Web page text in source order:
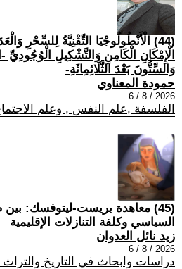
(44) الْأَنْطُولُوجْيَا التِّقْنِيَّةُ لِلسِّحْرِ
الْإِمْكَانِ الْكَامِنِ وَالتَّشْكِيلِ الْوُجُودِيِّ
وَالسِّتُّونَ بَعْدَ الثَّلَاثِمِائَةِ-
حمودة المعناوي
2026 / 8 / 6
الفلسفة ,علم النفس , وعلم
(45) معاهدة بريست-ليتوفسك: بين
السياسي وكلفة التنازلات الإقليمية
زيد نائل العدوان
2026 / 8 / 6
دراسات وابحاث في التاريخ والتراث